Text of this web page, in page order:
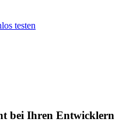
testen
bei Ihren Entwicklern